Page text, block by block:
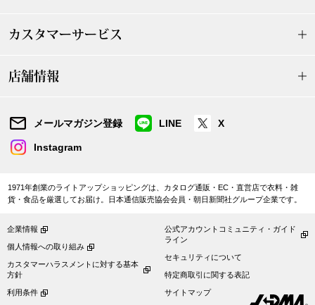
BOGARD 最新号はこちら
ショート･クロ
ルームウェア
アンダーウェア
カスタマーサービス
店舗情報
メールマガジン登録 LINE X
Instagram
1971年創業のライトアップショッピングは、カタログ通販・EC・直営店で衣料・雑
貨・食品を厳選してお届け。日本通信販売協会会員・朝日新聞社グループ企業です。
企業情報
個人情報への取り組み
カスタマーハラスメントに対する基本
方針
利用条件
公式アカウントコミュニティ・ガイド
ライン
セキュリティについて
特定商取引に関する表記
サイトマップ